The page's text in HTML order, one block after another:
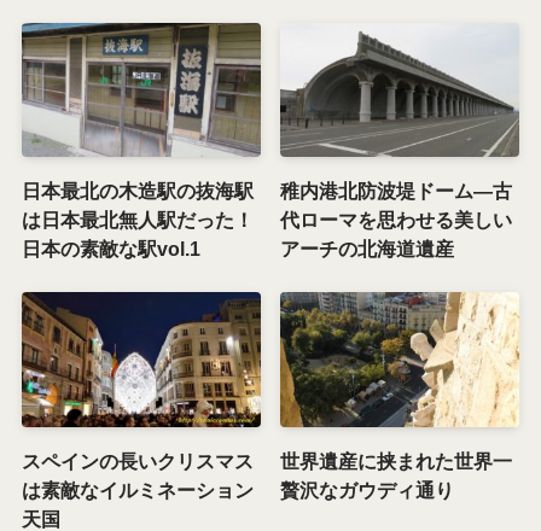
日本最北の木造駅の抜海駅
は日本最北無人駅だった！
日本の素敵な駅vol.1
稚内港北防波堤ドーム―古
代ローマを思わせる美しい
アーチの北海道遺産
スペインの長いクリスマス
は素敵なイルミネーション
天国
世界遺産に挟まれた世界一
贅沢なガウディ通り